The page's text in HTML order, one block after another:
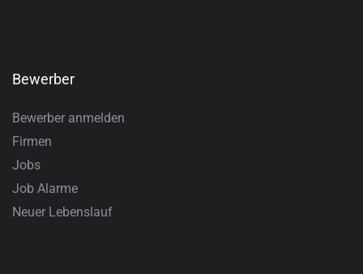
Bewerber
Bewerber anmelden
Firmen
Jobs
Job Alarme
Neuer Lebenslauf